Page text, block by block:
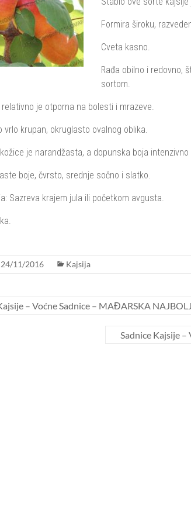
Formira široku,
Cveta kasno.
Rađa obilno i redovno,
sortom.
je otporna na bolesti i mrazeve.
vrlo krupan, okruglasto ovalnog oblika.
je narandžasta, a dopunska boja
boje, čvrsto, srednje sočno i slatko.
Sazreva krajem jula ili početkom avgusta.
24/11/2016 Kajsija
– Voćne Sadnice – MAĐARSKA
Sadnice Kajsije –